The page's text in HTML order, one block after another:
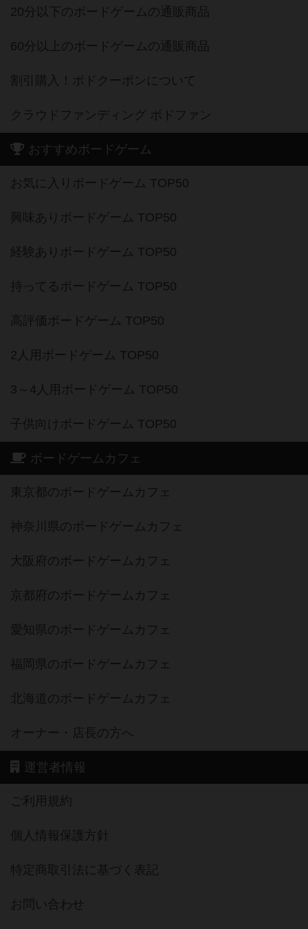
20分以下のボードゲームの通販商品
60分以上のボードゲームの通販商品
割引購入！ボドクーポンについて
クラウドファンディング ボドファン
おすすめボードゲーム
お気に入りボードゲーム TOP50
興味ありボードゲーム TOP50
経験ありボードゲーム TOP50
持ってるボードゲーム TOP50
高評価ボードゲーム TOP50
2人用ボードゲーム TOP50
3～4人用ボードゲーム TOP50
子供向けボードゲーム TOP50
ボードゲームカフェ
東京都のボードゲームカフェ
神奈川県のボードゲームカフェ
大阪府のボードゲームカフェ
京都府のボードゲームカフェ
愛知県のボードゲームカフェ
福岡県のボードゲームカフェ
北海道のボードゲームカフェ
オーナー・店長の方へ
運営者情報
ご利用規約
個人情報保護方針
特定商取引法に基づく表記
お問い合わせ